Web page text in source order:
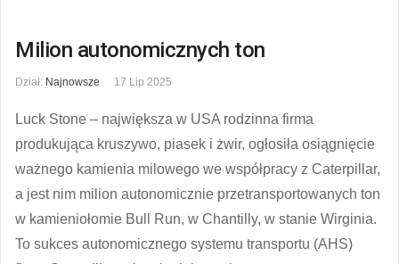
Milion autonomicznych ton
Dział: Najnowsze 17 Lip 2025
Luck Stone – największa w USA rodzinna firma
produkująca kruszywo, piasek i żwir, ogłosiła osiągnięcie
ważnego kamienia milowego we współpracy z Caterpillar,
a jest nim milion autonomicznie przetransportowanych ton
w kamieniołomie Bull Run, w Chantilly, w stanie Wirginia.
To sukces autonomicznego systemu transportu (AHS)